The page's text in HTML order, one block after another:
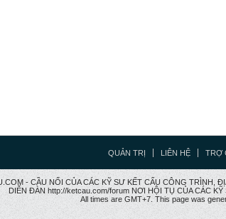
QUẢN TRỊ LIÊN HỆ TRỢ
- CẦU NỐI CỦA CÁC KỸ SƯ KẾT CẤU CÔNG TRÌNH,
DIỄN ĐÀN http://ketcau.com/forum NƠI HỘI TỤ CỦA CÁC KỸ
All times are GMT+7. This page was